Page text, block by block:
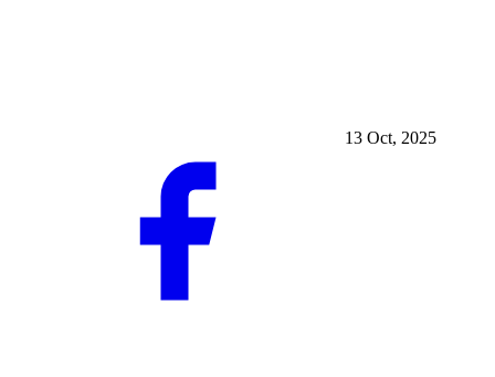
13 Oct, 2025